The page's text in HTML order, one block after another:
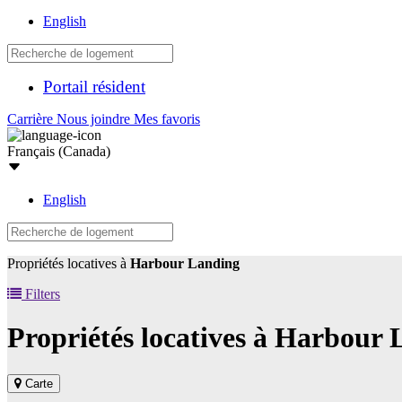
English
Portail résident
Carrière Nous joindre Mes favoris
Français (Canada)
English
Propriétés locatives à Harbour Landing
Filters
Propriétés locatives à Harbour
Carte